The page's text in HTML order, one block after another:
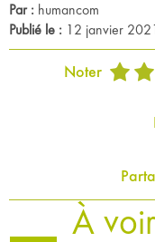
Par : humancom
Publié le : 12 janvier
Noter
À